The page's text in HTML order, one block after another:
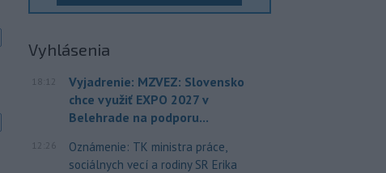
Vyhlásenia
18:12
Vyjadrenie: MZVEZ: Slovensko
chce využiť EXPO 2027 v
Belehrade na podporu...
12:26
Oznámenie: TK ministra práce,
sociálnych vecí a rodiny SR Erika